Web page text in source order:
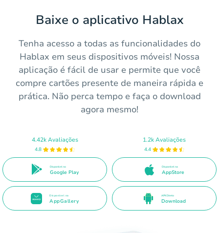
Baixe o aplicativo Hablax
Tenha acesso a todas as funcionalidades do
Hablax em seus dispositivos móveis! Nossa
aplicação é fácil de usar e permite que você
compre cartões presente de maneira rápida e
prática. Não perca tempo e faça o download
agora mesmo!
4.42k Avaliações
4.8
Disponível no
Google Play
1.2k Avaliações
4.4
Disponível na
AppStore
Disponível na
AppGallery
APK Direto
Download